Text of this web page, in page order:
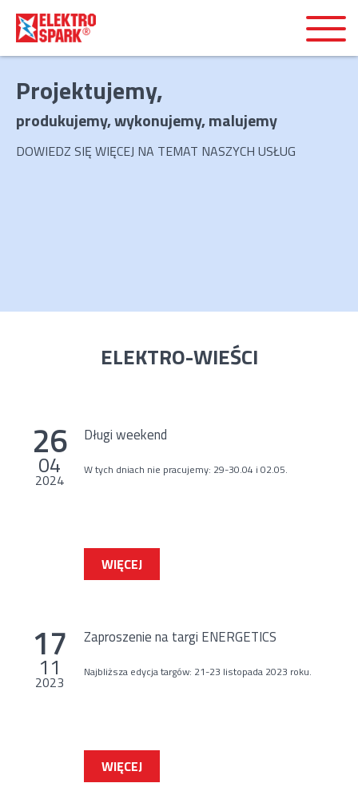
Projektujemy,
produkujemy, wykonujemy, malujemy
DOWIEDZ SIĘ WIĘCEJ NA TEMAT NASZYCH USŁUG
ELEKTRO-WIEŚCI
26
04
2024
Długi weekend
W tych dniach nie pracujemy: 29-30.04 i 02.05.
WIĘCEJ
17
11
2023
Zaproszenie na targi ENERGETICS
Najbliższa edycja targów: 21-23 listopada 2023 roku.
WIĘCEJ